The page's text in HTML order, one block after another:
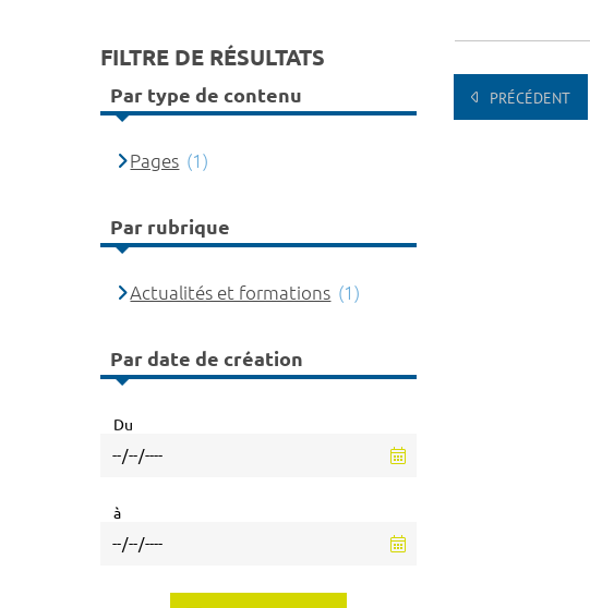
PRÉCÉDENT
FILTRE DE RÉSULTATS
Par type de contenu
Pages (1)
Par rubrique
Actualités et formations (1)
Par date de création
Du
à